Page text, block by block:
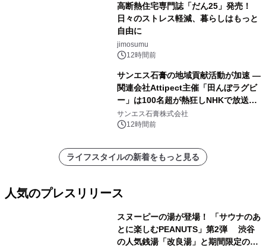
高断熱住宅専門誌「だん25」発売！
日々のストレス軽減、暮らしはもっと
自由に
jimosumu
12時間前
サンエス石膏の地域貢献活動が加速 ―
関連会社Attipect主催「田んぼラグビ
ー」は100名超が熱狂しNHKで放送さ
れました。
サンエス石膏株式会社
12時間前
ライフスタイルの新着をもっと見る
人気のプレスリリース
スヌーピーの湯が登場！ 「サウナのあ
とに楽しむPEANUTS」第2弾 渋谷
の人気銭湯「改良湯」と期間限定のコ